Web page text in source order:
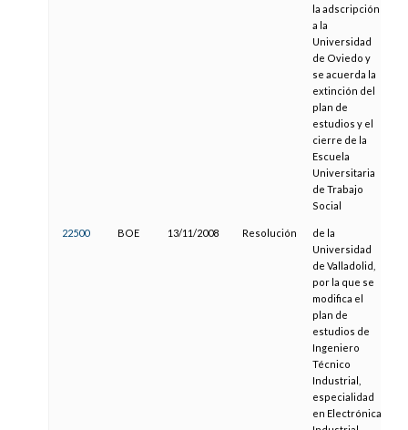
la adscripción
a la
Universidad
de Oviedo y
se acuerda la
extinción del
plan de
estudios y el
cierre de la
Escuela
Universitaria
de Trabajo
Social
22500 BOE 13/11/2008 Resolución
de la
Universidad
de Valladolid,
por la que se
modifica el
plan de
estudios de
Ingeniero
Técnico
Industrial,
especialidad
en Electrónica